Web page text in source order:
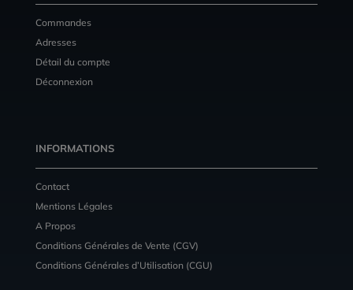
Commandes
Adresses
Détail du compte
Déconnexion
INFORMATIONS
Contact
Mentions Légales
A Propos
Conditions Générales de Vente (CGV)
Conditions Générales d’Utilisation (CGU)